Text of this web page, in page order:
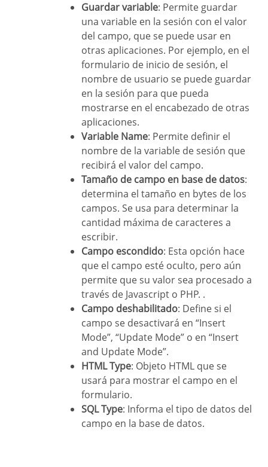
Guardar variable: Permite guardar
una variable en la sesión con el valor
del campo, que se puede usar en
otras aplicaciones. Por ejemplo, en el
formulario de inicio de sesión, el
nombre de usuario se puede guardar
en la sesión para que pueda
mostrarse en el encabezado de otras
aplicaciones.
Variable Name: Permite definir el
nombre de la variable de sesión que
recibirá el valor del campo.
Tamaño de campo en base de datos:
determina el tamaño en bytes de los
campos. Se usa para determinar la
cantidad máxima de caracteres a
escribir.
Campo escondido: Esta opción hace
que el campo esté oculto, pero aún
permite que su valor sea procesado a
través de Javascript o PHP. .
Campo deshabilitado: Define si el
campo se desactivará en “Insert
Mode”, “Update Mode” o en “Insert
and Update Mode”.
HTML Type: Objeto HTML que se
usará para mostrar el campo en el
formulario.
SQL Type: Informa el tipo de datos del
campo en la base de datos.